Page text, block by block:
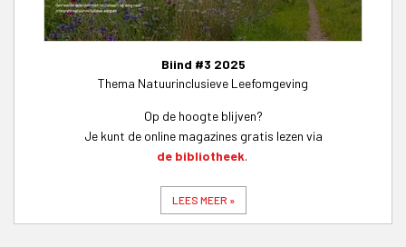
Biind #3 2025
Thema Natuurinclusieve Leefomgeving
Op de hoogte blijven?
Je kunt de online magazines gratis lezen via
de bibliotheek.
LEES MEER »